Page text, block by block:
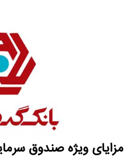
مزایای ویژه صندوق